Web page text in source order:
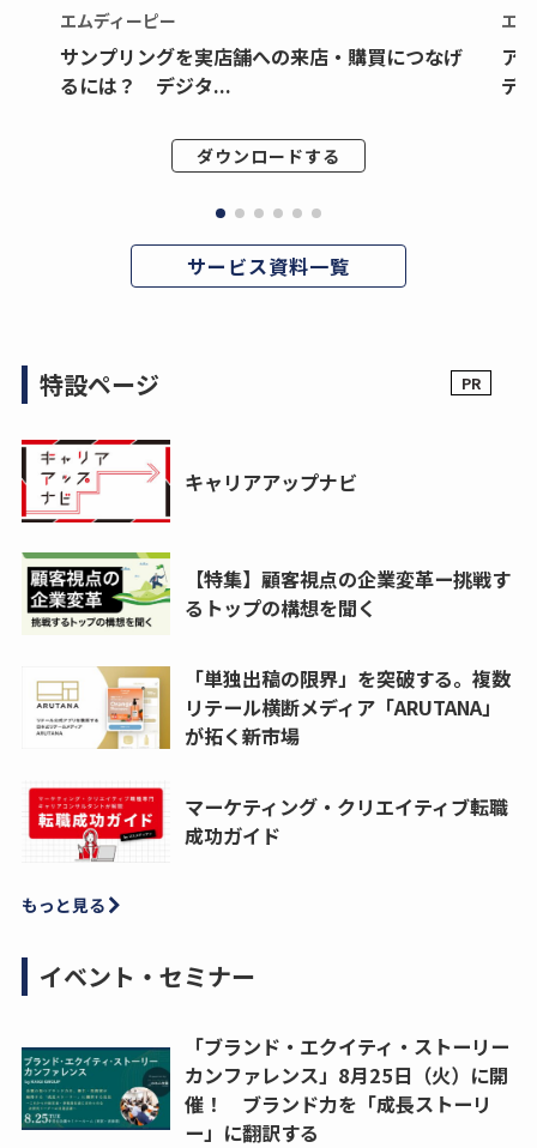
エムディーピー
サンプリングを実店舗への来店・購買につなげ
るには？ デジタ...
ダウンロードする
エ
ア
デ
サービス資料一覧
特設ページ
キャリアアップナビ
【特集】顧客視点の企業変革ー挑戦す
るトップの構想を聞く
「単独出稿の限界」を突破する。複数
リテール横断メディア「ARUTANA」
が拓く新市場
マーケティング・クリエイティブ転職
成功ガイド
もっと見る
イベント・セミナー
「ブランド・エクイティ・ストーリー
カンファレンス」8月25日（火）に開
催！ ブランド力を「成長ストーリ
ー」に翻訳する